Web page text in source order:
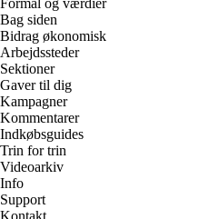
Formål og værdier
Bag siden
Bidrag økonomisk
Arbejdssteder
Sektioner
Gaver til dig
Kampagner
Kommentarer
Indkøbsguides
Trin for trin
Videoarkiv
Info
Support